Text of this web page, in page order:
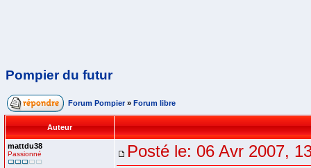
Pompier du futur
Forum Pompier » Forum libre
Auteur
mattdu38
Passionné Posté le: 06 Avr 2007,